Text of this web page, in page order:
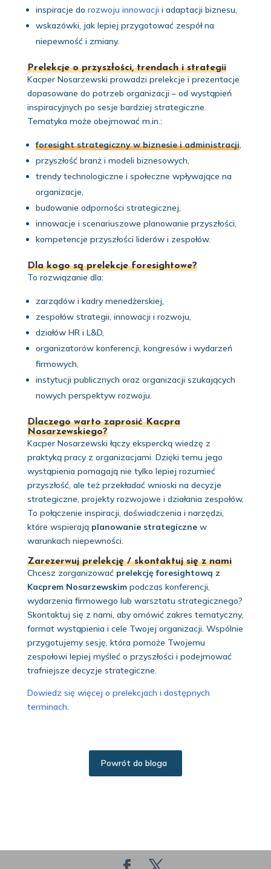
inspiracje do rozwoju innowacji i adaptacji biznesu,
wskazówki, jak lepiej przygotować zespół na
niepewność i zmiany.
Prelekcje o przyszłości, trendach i strategii
Kacper Nosarzewski prowadzi prelekcje i prezentacje
dopasowane do potrzeb organizacji – od wystąpień
inspiracyjnych po sesje bardziej strategiczne.
Tematyka może obejmować m.in.:
foresight strategiczny w biznesie i administracji,
przyszłość branż i modeli biznesowych,
trendy technologiczne i społeczne wpływające na
organizacje,
budowanie odporności strategicznej,
innowacje i scenariuszowe planowanie przyszłości,
kompetencje przyszłości liderów i zespołów.
Dla kogo są prelekcje foresightowe?
To rozwiązanie dla:
zarządów i kadry menedżerskiej,
zespołów strategii, innowacji i rozwoju,
działów HR i L&D,
organizatorów konferencji, kongresów i wydarzeń
firmowych,
instytucji publicznych oraz organizacji szukających
nowych perspektyw rozwoju.
Dlaczego warto zaprosić Kacpra
Nosarzewskiego?
Kacper Nosarzewski łączy ekspercką wiedzę z
praktyką pracy z organizacjami. Dzięki temu jego
wystąpienia pomagają nie tylko lepiej rozumieć
przyszłość, ale też przekładać wnioski na decyzje
strategiczne, projekty rozwojowe i działania zespołów.
To połączenie inspiracji, doświadczenia i narzędzi,
które wspierają planowanie strategicznew
warunkach niepewności.
Zarezerwuj prelekcję / skontaktuj się z nami
Chcesz zorganizować prelekcję foresightową z
Kacprem Nosarzewskimpodczas konferencji,
wydarzenia firmowego lub warsztatu strategicznego?
Skontaktuj się z nami, aby omówić zakres tematyczny,
format wystąpienia i cele Twojej organizacji. Wspólnie
przygotujemy sesję, która pomoże Twojemu
zespołowi lepiej myśleć o przyszłości i podejmować
trafniejsze decyzje strategiczne.
Dowiedz się więcej o prelekcjach i dostępnych
terminach.
Powrót do bloga